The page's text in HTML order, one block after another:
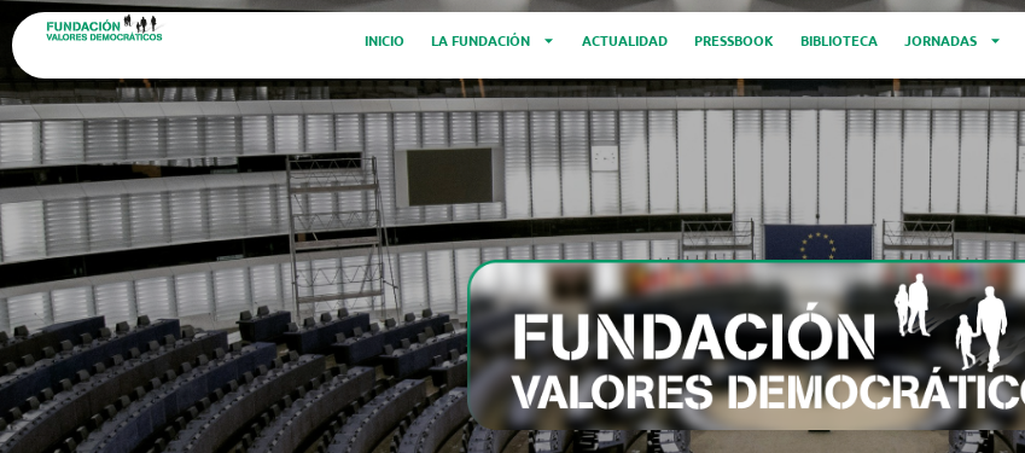
INICIO LA FUNDACIÓN ACTUALIDAD PRESSBOOK BIBLIOTECA JORNADAS